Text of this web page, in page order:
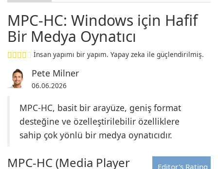
MPC-HC: Windows için Hafif
Bir Medya Oynatıcı
İnsan yapımı bir yapım. Yapay zeka ile güçlendirilmiş.
Pete Milner
06.06.2026
MPC-HC, basit bir arayüze, geniş format
desteğine ve özelleştirilebilir özelliklere
sahip çok yönlü bir medya oynatıcıdır.
Editor's Rating
MPC-HC (Media Player